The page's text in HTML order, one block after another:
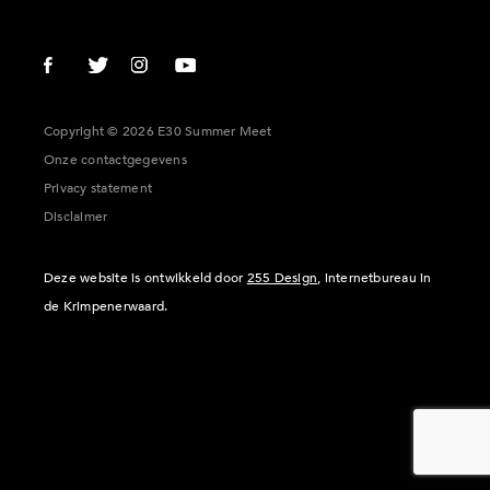
Copyright © 2026 E30 Summer Meet
Onze contactgegevens
Privacy statement
Disclaimer
Deze website is ontwikkeld door 255 Design, internetbureau in
de Krimpenerwaard.